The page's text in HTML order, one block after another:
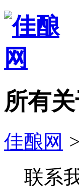
所有
佳酿网 >
联系